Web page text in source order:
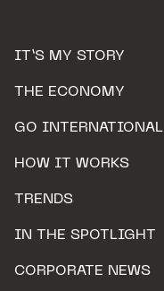
IT’S MY STORY
THE ECONOMY
GO INTERNATIONAL
HOW IT WORKS
TRENDS
IN THE SPOTLIGHT
CORPORATE NEWS